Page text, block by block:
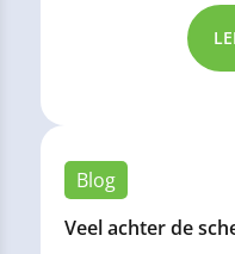
Blog
Veel achter de